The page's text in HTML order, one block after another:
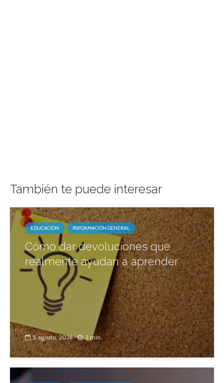
También te puede interesar
EDUCACIÓN INFORMACIÓN GENERAL
Cómo dar devoluciones que
realmente ayudan a aprender
5 agosto, 2026 2 min.